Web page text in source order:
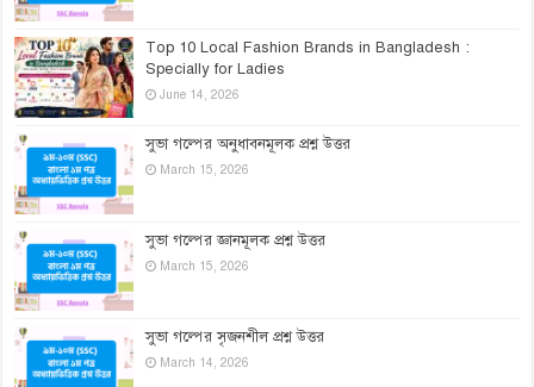
Top 10 Local Fashion Brands in Bangladesh :
Specially for Ladies
June 14, 2026
সুভা গল্পের অনুধাবনমূলক প্রশ্ন উত্তর
March 15, 2026
সুভা গল্পের জ্ঞানমূলক প্রশ্ন উত্তর
March 15, 2026
সুভা গল্পের সৃজনশীল প্রশ্ন উত্তর
March 14, 2026